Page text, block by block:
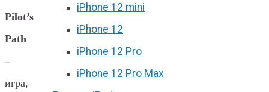
iPhone 12 mini
iPhone 12
iPhone 12 Pro
iPhone 12 Pro Max
Pilot’s
Path
–
игра,